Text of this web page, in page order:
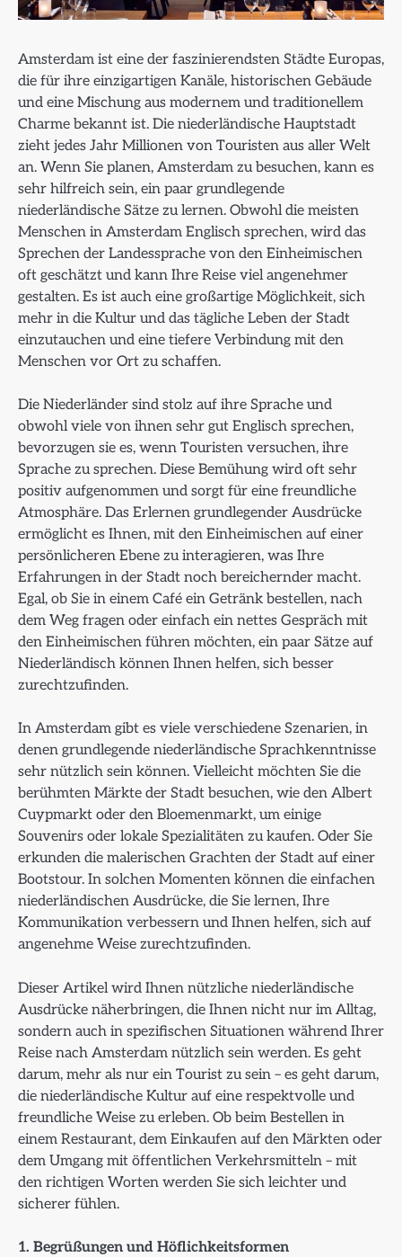
Amsterdam ist eine der faszinierendsten Städte Europas,
die für ihre einzigartigen Kanäle, historischen Gebäude
und eine Mischung aus modernem und traditionellem
Charme bekannt ist. Die niederländische Hauptstadt
zieht jedes Jahr Millionen von Touristen aus aller Welt
an. Wenn Sie planen, Amsterdam zu besuchen, kann es
sehr hilfreich sein, ein paar grundlegende
niederländische Sätze zu lernen. Obwohl die meisten
Menschen in Amsterdam Englisch sprechen, wird das
Sprechen der Landessprache von den Einheimischen
oft geschätzt und kann Ihre Reise viel angenehmer
gestalten. Es ist auch eine großartige Möglichkeit, sich
mehr in die Kultur und das tägliche Leben der Stadt
einzutauchen und eine tiefere Verbindung mit den
Menschen vor Ort zu schaffen.
Die Niederländer sind stolz auf ihre Sprache und
obwohl viele von ihnen sehr gut Englisch sprechen,
bevorzugen sie es, wenn Touristen versuchen, ihre
Sprache zu sprechen. Diese Bemühung wird oft sehr
positiv aufgenommen und sorgt für eine freundliche
Atmosphäre. Das Erlernen grundlegender Ausdrücke
ermöglicht es Ihnen, mit den Einheimischen auf einer
persönlicheren Ebene zu interagieren, was Ihre
Erfahrungen in der Stadt noch bereichernder macht.
Egal, ob Sie in einem Café ein Getränk bestellen, nach
dem Weg fragen oder einfach ein nettes Gespräch mit
den Einheimischen führen möchten, ein paar Sätze auf
Niederländisch können Ihnen helfen, sich besser
zurechtzufinden.
In Amsterdam gibt es viele verschiedene Szenarien, in
denen grundlegende niederländische Sprachkenntnisse
sehr nützlich sein können. Vielleicht möchten Sie die
berühmten Märkte der Stadt besuchen, wie den Albert
Cuypmarkt oder den Bloemenmarkt, um einige
Souvenirs oder lokale Spezialitäten zu kaufen. Oder Sie
erkunden die malerischen Grachten der Stadt auf einer
Bootstour. In solchen Momenten können die einfachen
niederländischen Ausdrücke, die Sie lernen, Ihre
Kommunikation verbessern und Ihnen helfen, sich auf
angenehme Weise zurechtzufinden.
Dieser Artikel wird Ihnen nützliche niederländische
Ausdrücke näherbringen, die Ihnen nicht nur im Alltag,
sondern auch in spezifischen Situationen während Ihrer
Reise nach Amsterdam nützlich sein werden. Es geht
darum, mehr als nur ein Tourist zu sein – es geht darum,
die niederländische Kultur auf eine respektvolle und
freundliche Weise zu erleben. Ob beim Bestellen in
einem Restaurant, dem Einkaufen auf den Märkten oder
dem Umgang mit öffentlichen Verkehrsmitteln – mit
den richtigen Worten werden Sie sich leichter und
sicherer fühlen.
1. Begrüßungen und Höflichkeitsformen